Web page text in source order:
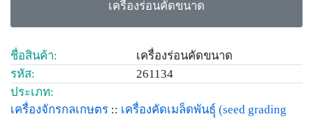
เครื่องร่อนคัดขนาด
ชื่อสินค้า:
เครื่องร่อนคัดขนาด
รหัส:
261134
ประเภท:
เครื่องจักรกลเกษตร :: เครื่องคัดเมล็ดพันธฺุ์ (seed grading